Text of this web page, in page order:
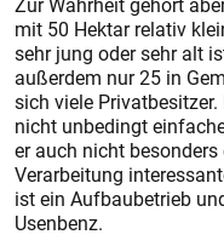
mit 50 Hektar relativ
sehr jung oder sehr alt
außerdem nur 25 in
sich viele
nicht unbedingt
er auch nicht
Verarbeitung
ist ein Aufbaubetrieb
Usenbenz.